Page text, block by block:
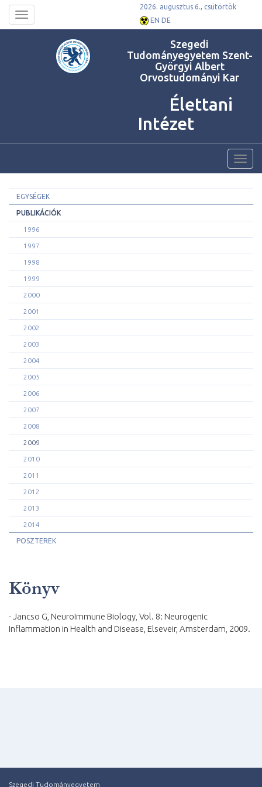
Toggle
navigation
2026. augusztus 6., csütörtök
EN DE
Szegedi
Tudományegyetem Szent-
Györgyi Albert
Orvostudományi Kar
Élettani
Intézet
EGYSÉGEK
PUBLIKÁCIÓK
1996
1997
1998
1999
2000
2001
2002
2003
2004
2005
2006
2007
2008
2009
2010
2011
2012
2013
2014
POSZTEREK
Könyv
- Jancso G, NeuroImmune Biology, Vol. 8: Neurogenic
Inflammation in Health and Disease, Elseveir, Amsterdam, 2009.
Szegedi Tudományegyetem